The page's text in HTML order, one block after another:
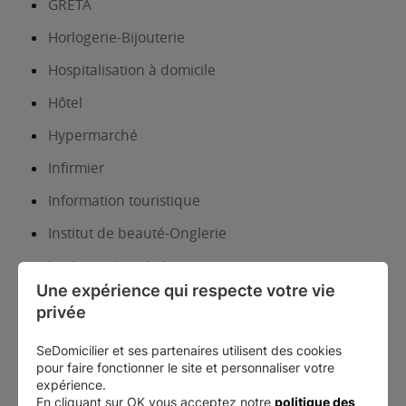
GRETA
Horlogerie-Bijouterie
Hospitalisation à domicile
Hôtel
Hypermarché
Infirmier
Information touristique
Institut de beauté-Onglerie
Institut universitaire
Jardins remarquables
Librairie, papeterie, journaux
Lieux d’exposition et patrimoine
Une expérience qui respecte votre vie
privée
SeDomicilier et ses partenaires utilisent des cookies
pour faire fonctionner le site et personnaliser votre
expérience.
En cliquant sur OK vous acceptez notre politique des